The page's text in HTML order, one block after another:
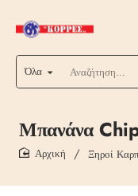
Όλα
Αναζήτηση...
Μπανάνα
Ξηροί